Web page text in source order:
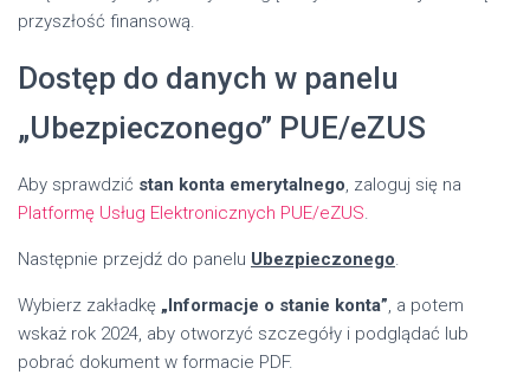
przyszłość finansową.
Dostęp do danych w panelu
„Ubezpieczonego” PUE/eZUS
Aby sprawdzić stan konta emerytalnego, zaloguj się na
Platformę Usług Elektronicznych PUE/eZUS.
Następnie przejdź do panelu Ubezpieczonego.
Wybierz zakładkę „Informacje o stanie konta”, a potem
wskaż rok 2024, aby otworzyć szczegóły i podglądać lub
pobrać dokument w formacie PDF.